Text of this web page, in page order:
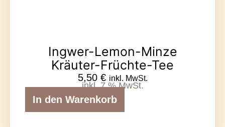
Ingwer-Lemon-Minze
Kräuter-Früchte-Tee
5,50 € inkl. MwSt.
inkl. 7 % MwSt.
In den Warenkorb